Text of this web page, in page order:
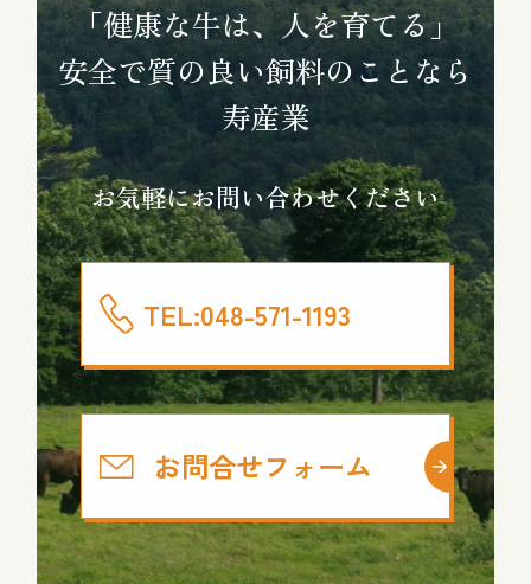
「健康な牛は、人を育てる」
安全で質の良い飼料のことなら
寿産業
お気軽にお問い合わせください
TEL:048-571-1193
お問合せフォーム